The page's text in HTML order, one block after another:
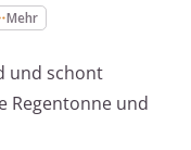
Mehr
und schont
Regentonne und